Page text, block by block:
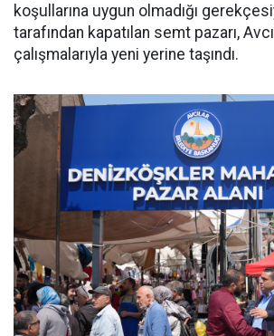
koşullarına uygun olmadığı
tarafından kapatılan semt pazarı,
çalışmalarıyla yeni yerine taşındı.